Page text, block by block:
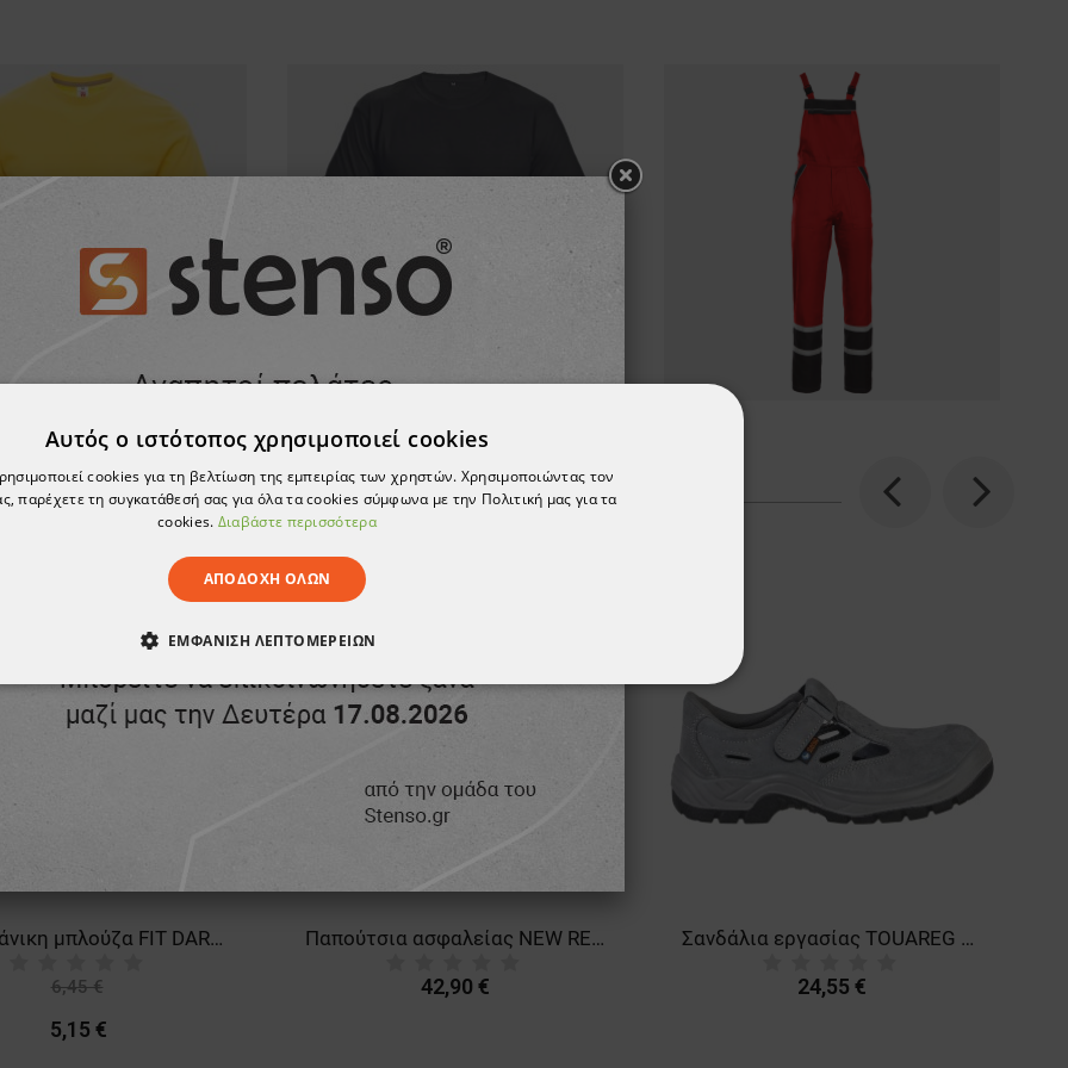
ΑΓΌΡΑΣΑΝ ΕΠΊΣΗΣ:
Previous
Κοντομάνικη μπλούζα FIT DARK BLUE
6,45 €
5,15 €
Παπούτσια ασφαλείας NEW RENO UK S3 SRC
42,90 €
Σανδάλια εργασίας TOUAREG SANDAL O1
24,55 €
Next
Αυτός ο ιστότοπος χρησιμοποιεί cookies
cookies για τη βελτίωση της εμπειρίας των χρηστών. Χρησιμοποιώντας τον
παρέχετε τη συγκατάθεσή σας για όλα τα cookies σύμφωνα με την Πολιτική μας για τα
cookies. Διαβάστε περισσότερα
ΑΠΟΔΟΧΉ ΌΛΩΝ
ΕΜΦΆΝΙΣΗ ΛΕΠΤΟΜΕΡΕΙΏΝ
ΑΠΌΔΟΣΗΣ ΣΤΌΧΕΥΣΗΣ ΛΕΙΤΟΥΡΓΙΚΌΤΗΤΑΣ